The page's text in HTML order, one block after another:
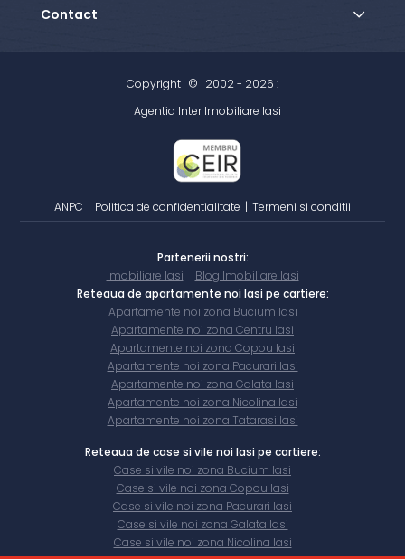
Contact
Copyright © 2002 - 2026 :
Agentia Inter Imobiliare Iasi
ANPC | Politica de confidentialitate | Termeni si conditii
Partenerii nostri:
Imobiliare Iasi
Blog Imobiliare Iasi
Reteaua de apartamente noi Iasi pe cartiere:
Apartamente noi zona Bucium Iasi
Apartamente noi zona Centru Iasi
Apartamente noi zona Copou Iasi
Apartamente noi zona Pacurari Iasi
Apartamente noi zona Galata Iasi
Apartamente noi zona Nicolina Iasi
Apartamente noi zona Tatarasi Iasi
Reteaua de case si vile noi Iasi pe cartiere:
Case si vile noi zona Bucium Iasi
Case si vile noi zona Copou Iasi
Case si vile noi zona Pacurari Iasi
Case si vile noi zona Galata Iasi
Case si vile noi zona Nicolina Iasi